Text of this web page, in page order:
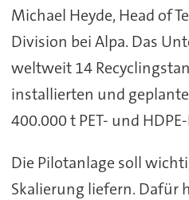
Michael Heyde, Head of
Division bei Alpa. Das
weltweit 14
installierten und
400.000 t PET- und
Die Pilotanlage soll
Skalierung liefern. Dafür